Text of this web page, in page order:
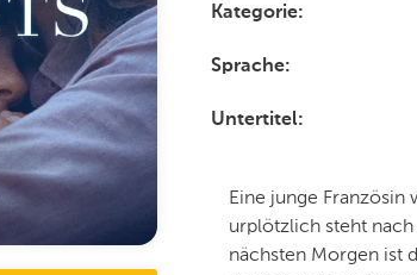
Kategorie
Sprache
Untertitel
Eine junge
urplötzlich steht
nächsten Morgen ist